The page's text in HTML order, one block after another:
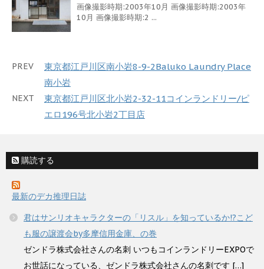
画像撮影時期:2003年10月 画像撮影時期:2003年
10月 画像撮影時期:2 ...
PREV
東京都江戸川区南小岩8-9-2Baluko Laundry Place
南小岩
NEXT
東京都江戸川区北小岩2-32-11コインランドリー/ピ
エロ196号北小岩2丁目店
購読する
最新のデカ推理日誌
君はサンリオキャラクターの「リスル」を知っているか!?こど
も服の譲渡会by多摩信用金庫、の巻
ゼンドラ株式会社さんの名刺 いつもコインランドリーEXPOで
お世話になっている、ゼンドラ株式会社さんの名刺です […]